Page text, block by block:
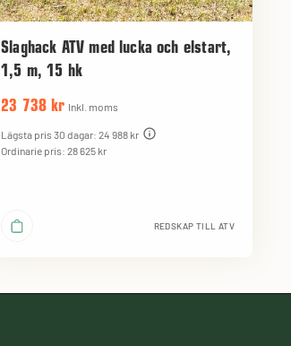
Slaghack ATV med lucka och elstart,
1,5 m, 15 hk
23 738 kr Inkl. moms
Lägsta pris 30 dagar: 24 988 kr
Ordinarie pris: 28 625 kr
REDSKAP TILL ATV